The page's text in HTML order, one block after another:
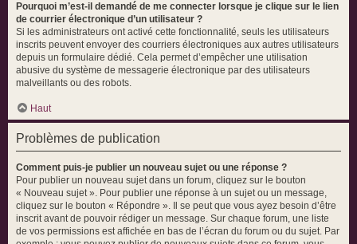
Pourquoi m’est-il demandé de me connecter lorsque je clique sur le lien
de courrier électronique d’un utilisateur ?
Si les administrateurs ont activé cette fonctionnalité, seuls les utilisateurs
inscrits peuvent envoyer des courriers électroniques aux autres utilisateurs
depuis un formulaire dédié. Cela permet d’empêcher une utilisation
abusive du système de messagerie électronique par des utilisateurs
malveillants ou des robots.
Haut
Problèmes de publication
Comment puis-je publier un nouveau sujet ou une réponse ?
Pour publier un nouveau sujet dans un forum, cliquez sur le bouton
« Nouveau sujet ». Pour publier une réponse à un sujet ou un message,
cliquez sur le bouton « Répondre ». Il se peut que vous ayez besoin d’être
inscrit avant de pouvoir rédiger un message. Sur chaque forum, une liste
de vos permissions est affichée en bas de l’écran du forum ou du sujet. Par